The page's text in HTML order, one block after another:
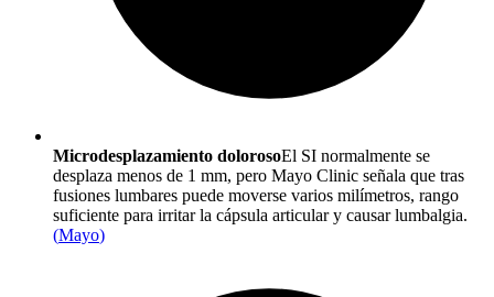
Microdesplazamiento dolorosoEl SI normalmente se
desplaza menos de 1 mm, pero Mayo Clinic señala que tras
fusiones lumbares puede moverse varios milímetros, rango
suficiente para irritar la cápsula articular y causar lumbalgia.
(Mayo)